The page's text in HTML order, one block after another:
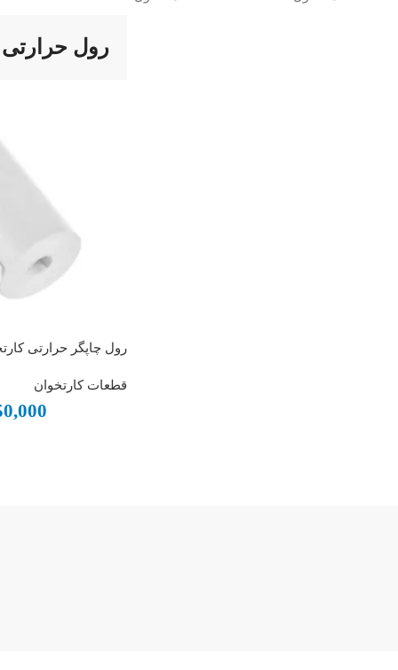
رول حرارتی
رول چاپگر حرارتی
قطعات کارتخوان